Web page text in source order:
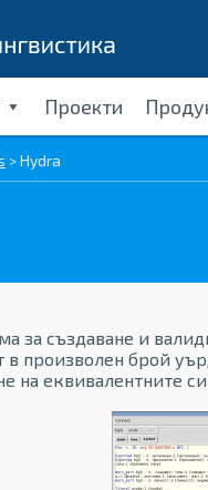
Проекти
>Hydra
за създаване и
в произволен брой
на еквивалентните